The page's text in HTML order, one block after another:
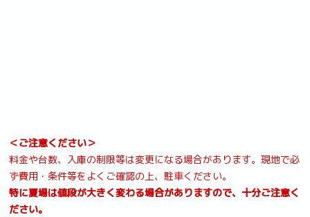
＜ご注意ください＞
料金や台数、入庫の制限等は変更になる場合があります。現地で必
ず費用・条件等をよくご確認の上、駐車ください。
特に夏場は値段が大きく変わる場合がありますので、十分ご注意く
ださい。